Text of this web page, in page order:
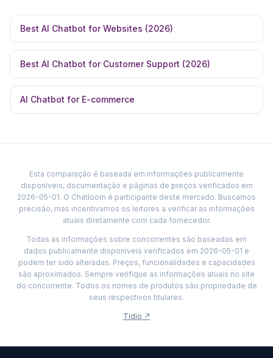
Best AI Chatbot for Websites (2026)
Best AI Chatbot for Customer Support (2026)
AI Chatbot for E-commerce
Esta comparação é baseada em informações publicamente
disponíveis, documentação e páginas de preços verificados em
2026-05-01. O Chatloom é participante deste mercado. Buscamos
precisão, mas incentivamos os leitores a verificar as informações
atuais diretamente com cada fornecedor.
Todas as informações sobre concorrentes são baseadas em
dados publicamente disponíveis verificados em 2026-05-01 e
podem ter sido alteradas. Preços, funcionalidades e capacidades
são aproximados. Sempre verifique as informações atuais no site
do concorrente. Todos os nomes de produtos são propriedade de
seus respectivos titulares.
Tidio ↗